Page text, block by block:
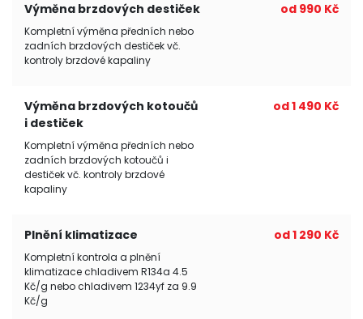
Výměna brzdových destiček
Kompletní výměna předních nebo
zadních brzdových destiček vč.
kontroly brzdové kapaliny
od 990 Kč
Výměna brzdových kotoučů
i destiček
Kompletní výměna předních nebo
zadních brzdových kotoučů i
destiček vč. kontroly brzdové
kapaliny
od 1 490 Kč
Plnění klimatizace
Kompletní kontrola a plnění
klimatizace chladivem R134a 4.5
Kč/g nebo chladivem 1234yf za 9.9
Kč/g
od 1 290 Kč